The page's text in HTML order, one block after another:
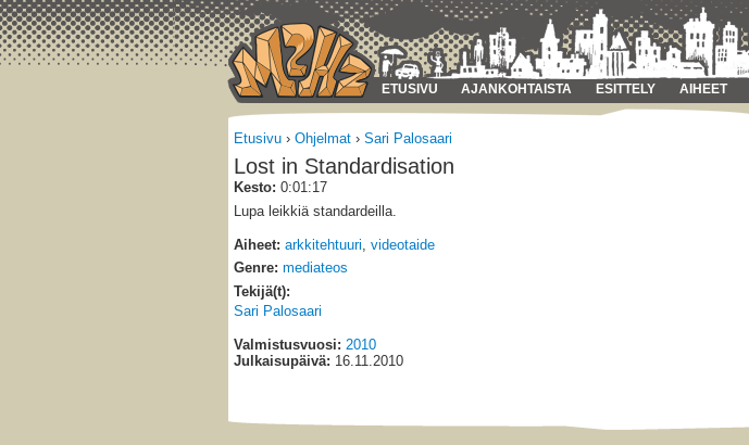
ETUSIVU AJANKOHTAISTA ESITTELY AIHEET
Etusivu › Ohjelmat › Sari Palosaari
Lost in Standardisation
Kesto: 0:01:17
Lupa leikkiä standardeilla.
Aiheet: arkkitehtuuri videotaide
Genre: mediateos
Tekijä(t):
Sari Palosaari
Valmistusvuosi: 2010
Julkaisupäivä: 16.11.2010